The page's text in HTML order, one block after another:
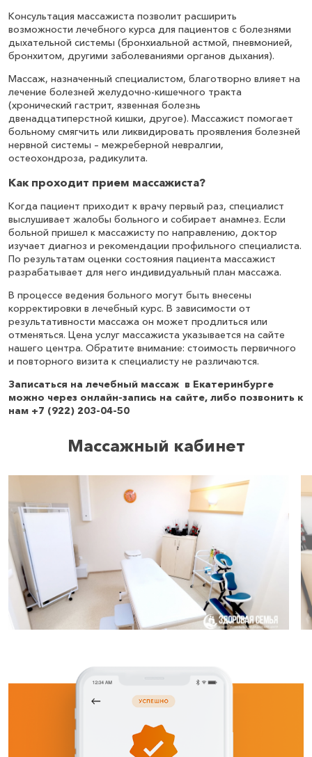
Консультация массажиста позволит расширить
возможности лечебного курса для пациентов с болезнями
дыхательной системы (бронхиальной астмой, пневмонией,
бронхитом, другими заболеваниями органов дыхания).
Массаж, назначенный специалистом, благотворно влияет на
лечение болезней желудочно-кишечного тракта
(хронический гастрит, язвенная болезнь
двенадцатиперстной кишки, другое). Массажист помогает
больному смягчить или ликвидировать проявления болезней
нервной системы – межреберной невралгии,
остеохондроза, радикулита.
Как проходит прием массажиста?
Когда пациент приходит к врачу первый раз, специалист
выслушивает жалобы больного и собирает анамнез. Если
больной пришел к массажисту по направлению, доктор
изучает диагноз и рекомендации профильного специалиста.
По результатам оценки состояния пациента массажист
разрабатывает для него индивидуальный план массажа.
В процессе ведения больного могут быть внесены
корректировки в лечебный курс. В зависимости от
результативности массажа он может продлиться или
отменяться. Цена услуг массажиста указывается на сайте
нашего центра. Обратите внимание: стоимость первичного
и повторного визита к специалисту не различаются.
Записаться на лечебный массаж в Екатеринбурге
можно через онлайн-запись на сайте, либо позвонить к
нам +7 (922) 203-04-50
Массажный кабинет